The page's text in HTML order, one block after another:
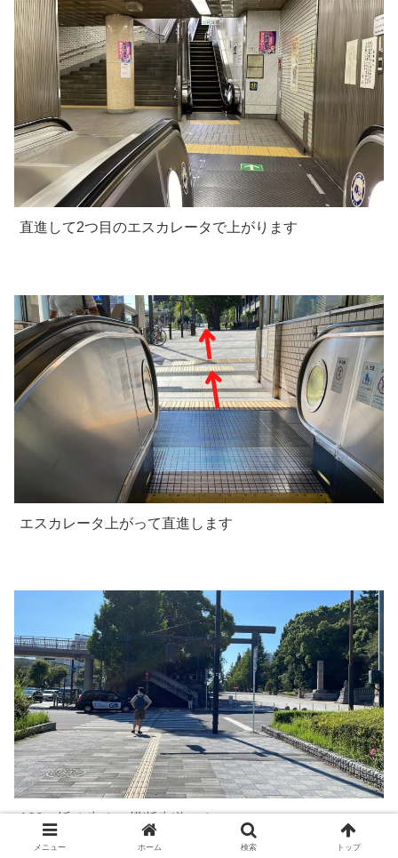
直進して2つ目のエスカレータで上がります
エスカレータ上がって直進します
100ｍ近く歩くと横断歩道です
メニュー ホーム 検索 トップ